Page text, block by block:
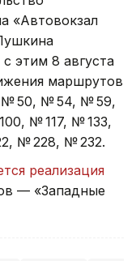
«Автовокзал
этим 8 августа
маршрутов
50, № 54, № 59,
№ 117, № 133,
№ 228, № 232.
реализация
— «Западные